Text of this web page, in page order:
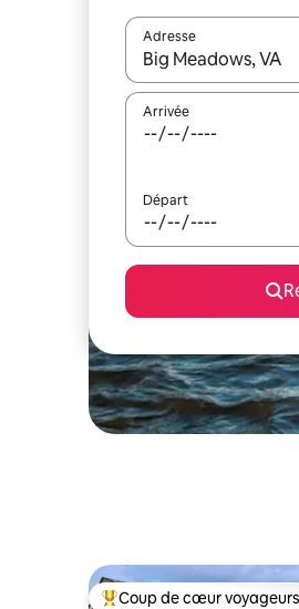
Adresse
Lorsque les résultats
Arrivée
Départ
Coup de cœur voyageurs